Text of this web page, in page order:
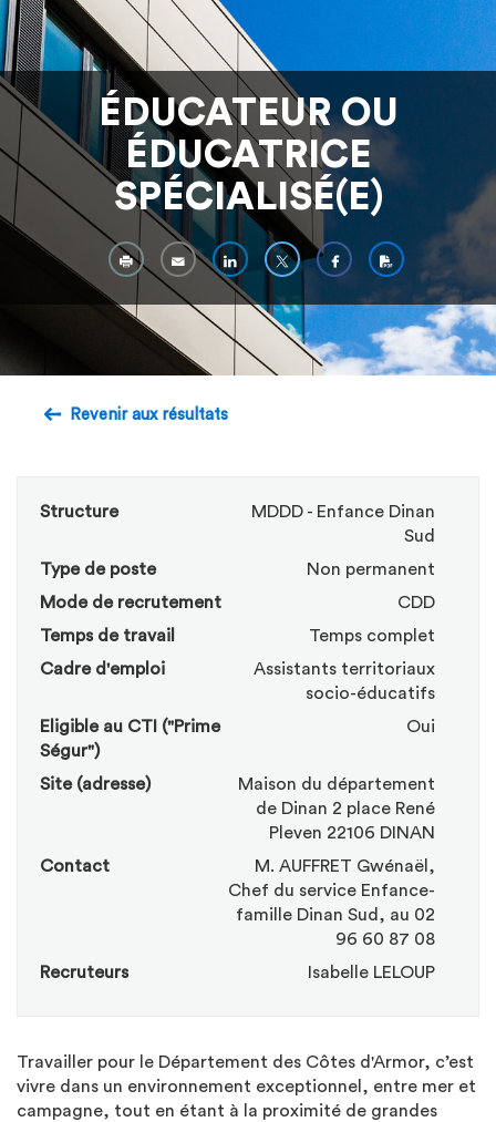
ÉDUCATEUR OU
ÉDUCATRICE
SPÉCIALISÉ(E)
Revenir aux résultats
Structure
MDDD - Enfance Dinan
Sud
Type de poste
Non permanent
Mode de recrutement
CDD
Temps de travail
Temps complet
Cadre d'emploi
Assistants territoriaux
socio-éducatifs
Eligible au CTI ("Prime
Ségur")
Oui
Site (adresse)
Maison du département
de Dinan 2 place René
Pleven 22106 DINAN
Contact
M. AUFFRET Gwénaël,
Chef du service Enfance-
famille Dinan Sud, au 02
96 60 87 08
Recruteurs
Isabelle LELOUP
Travailler pour le Département des Côtes d'Armor, c’est
vivre dans un environnement exceptionnel, entre mer et
campagne, tout en étant à la proximité de grandes